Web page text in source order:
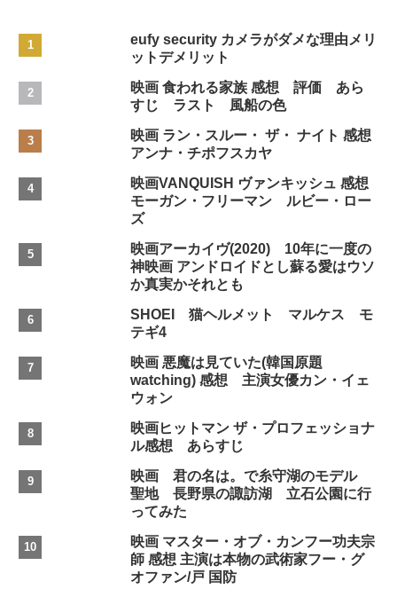
eufy security カメラがダメな理由メリ
ットデメリット
映画 食われる家族 感想 評価 あら
すじ ラスト 風船の色
映画 ラン・スルー・ ザ・ ナイト 感想
アンナ・チポフスカヤ
映画VANQUISH ヴァンキッシュ 感想
モーガン・フリーマン ルビー・ロー
ズ
映画アーカイヴ(2020) 10年に一度の
神映画 アンドロイドとし蘇る愛はウソ
か真実かそれとも
SHOEI 猫ヘルメット マルケス モ
テギ4
映画 悪魔は見ていた(韓国原題
watching) 感想 主演女優カン・イェ
ウォン
映画ヒットマン ザ・プロフェッショナ
ル感想 あらすじ
映画 君の名は。で糸守湖のモデル
聖地 長野県の諏訪湖 立石公園に行
ってみた
映画 マスター・オブ・カンフー功夫宗
師 感想 主演は本物の武術家フー・グ
オファン/戸 国防